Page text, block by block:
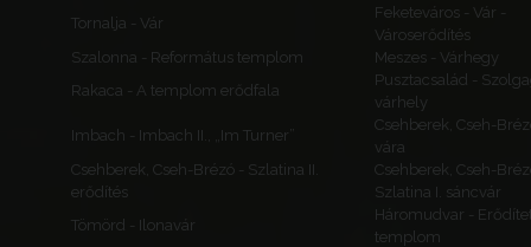
Tornalja - Vár
Feketeváros - Vár -
Városerődítés
Szalonna - Református templom
Meszes - Várhegy
Rakaca - A templom erődfala
Pusztacsalád -
várhely
Imbach - Imbach II., „Im Turner”
Csehberek, Cseh-
vára
Csehberek, Cseh-Brézó - Szlatina II.
erődítés
Csehberek, Cseh-
Szlatina I. sáncvár
Tömörd - Ilonavár
Háromudvar -
templom